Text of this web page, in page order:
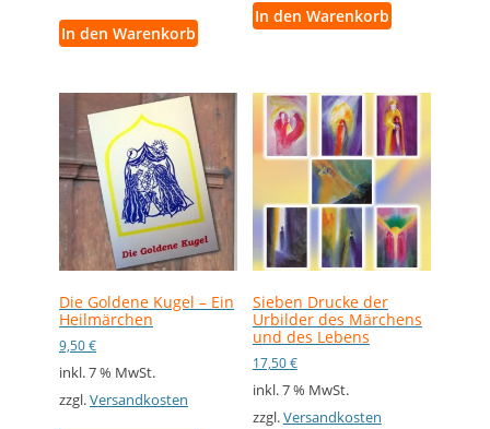
In den Warenkorb
In den Warenkorb
Die Goldene Kugel – Ein
Heilmärchen
9,50€
inkl. 7 % MwSt.
zzgl.Versandkosten
Sieben Drucke der
Urbilder des Märchens
und des Lebens
17,50€
inkl. 7 % MwSt.
zzgl.Versandkosten